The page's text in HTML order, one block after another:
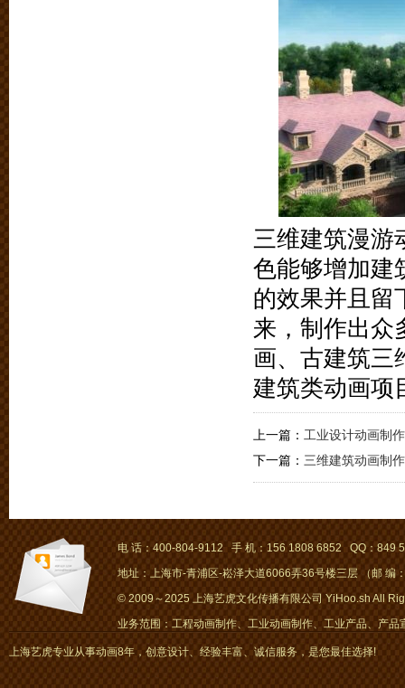
三维建筑漫游
色能够增加建
的效果并且留
来，制作出众
画、古建筑三
建筑类动画项
上一篇： 工业设计动画制
下一篇： 三维建筑动画制
电 话：400-804-9112 手 机：156 1808 6852 QQ：849
地址：上海市-青浦区-崧泽大道6066弄36号楼三层 （邮 编
© 2009～2025 上海艺虎文化传播有限公司 YiHoo.sh All
业务范围：工程动画制作、工业动画制作、工业产品、产
画、mg动画
上海艺虎专业从事动画8年，创意设计、经验丰富、诚信服务，是您最佳选择!